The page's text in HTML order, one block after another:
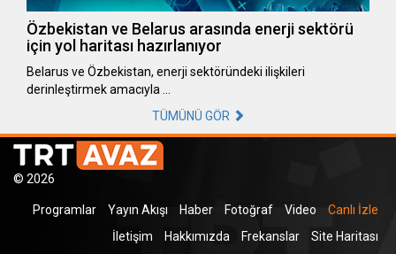
Özbekistan ve Belarus arasında enerji sektörü
için yol haritası hazırlanıyor
Belarus ve Özbekistan, enerji sektöründeki ilişkileri
derinleştirmek amacıyla …
TÜMÜNÜ GÖR
© 2026
Programlar Yayın Akışı Haber Fotoğraf Video
Canlı İzle
İletişim
Hakkımızda Frekanslar
Site Haritası